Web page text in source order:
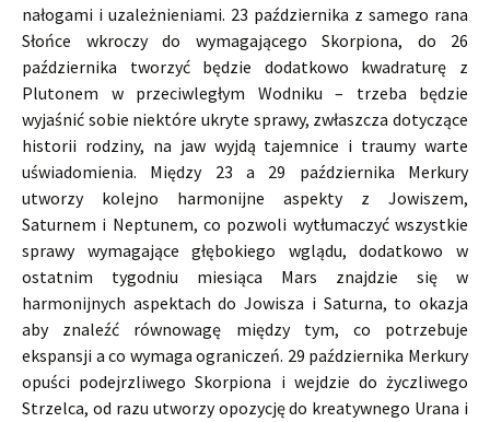
nałogami i uzależnieniami. 23 października z samego rana
Słońce wkroczy do wymagającego Skorpiona, do 26
października tworzyć będzie dodatkowo kwadraturę z
Plutonem w przeciwległym Wodniku – trzeba będzie
wyjaśnić sobie niektóre ukryte sprawy, zwłaszcza dotyczące
historii rodziny, na jaw wyjdą tajemnice i traumy warte
uświadomienia. Między 23 a 29 października Merkury
utworzy kolejno harmonijne aspekty z Jowiszem,
Saturnem i Neptunem, co pozwoli wytłumaczyć wszystkie
sprawy wymagające głębokiego wglądu, dodatkowo w
ostatnim tygodniu miesiąca Mars znajdzie się w
harmonijnych aspektach do Jowisza i Saturna, to okazja
aby znaleźć równowagę między tym, co potrzebuje
ekspansji a co wymaga ograniczeń. 29 października Merkury
opuści podejrzliwego Skorpiona i wejdzie do życzliwego
Strzelca, od razu utworzy opozycję do kreatywnego Urana i